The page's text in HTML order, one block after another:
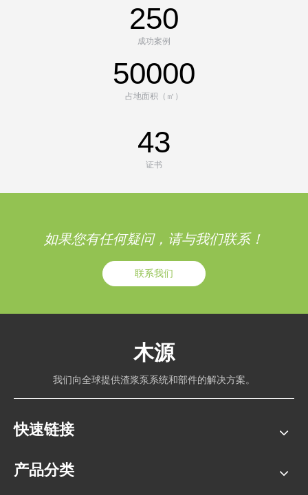
290
成功案例
58000
占地面积（㎡）
43
证书
如果您有任何疑问，请与我们联系！
联系我们
木源
我们向全球提供渣浆泵系统和部件的解决方案。
快速链接
产品分类